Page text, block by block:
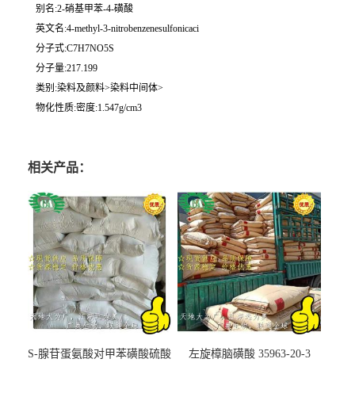
别名:2-硝基甲苯-4-磺酸
英文名:4-methyl-3-nitrobenzenesulfonicaci
分子式:C7H7NO5S
分子量:217.199
类别:染料及颜料>染料中间体>
物化性质:密度:1.547g/cm3
相关产品：
S-腺苷蛋氨酸对甲苯磺酸硫酸
左旋樟脑磺酸 35963-20-3